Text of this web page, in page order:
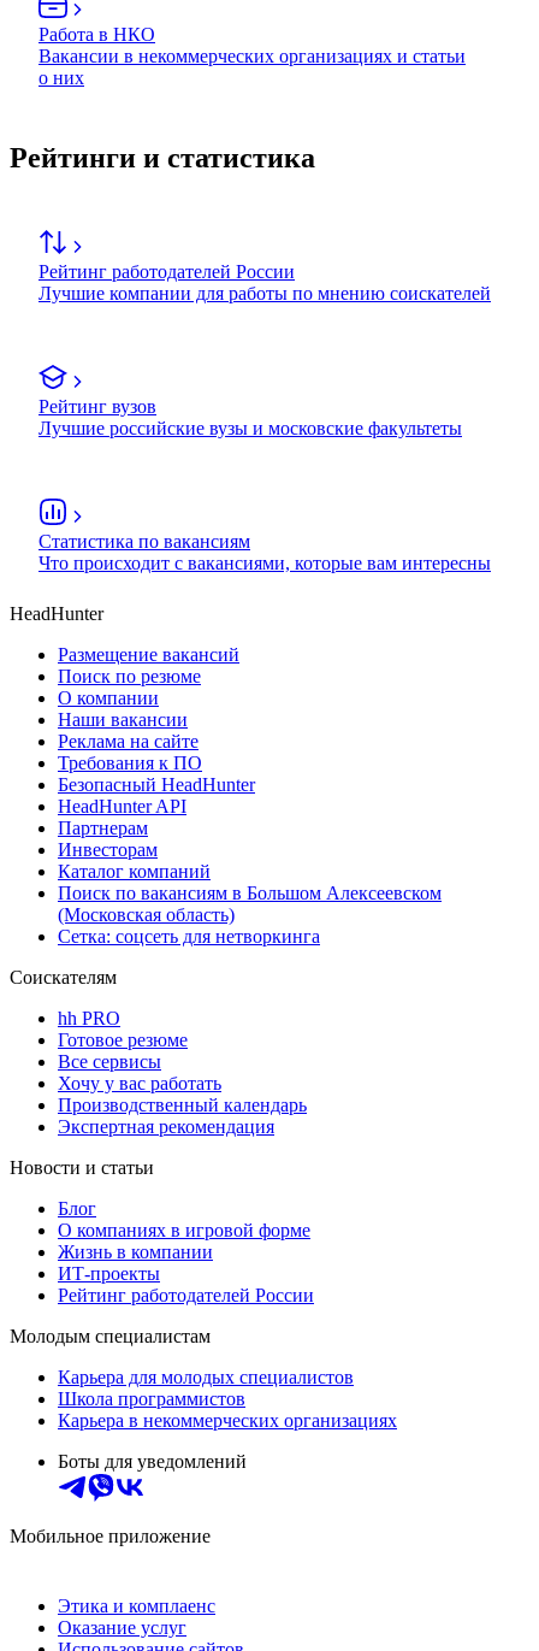
Работа в НКО
Вакансии в некоммерческих организациях и статьи
о них
Рейтинги и статистика
Рейтинг работодателей России
Лучшие компании для работы по мнению соискателей
Рейтинг вузов
Лучшие российские вузы и московские факультеты
Статистика по вакансиям
Что происходит с вакансиями, которые вам интересны
HeadHunter
Размещение вакансий
Поиск по резюме
О компании
Наши вакансии
Реклама на сайте
Требования к ПО
Безопасный HeadHunter
HeadHunter API
Партнерам
Инвесторам
Каталог компаний
Поиск по вакансиям в Большом Алексеевском
(Московская область)
Сетка: соцсеть для нетворкинга
Соискателям
hh PRO
Готовое резюме
Все сервисы
Хочу у вас работать
Производственный календарь
Экспертная рекомендация
Новости и статьи
Блог
О компаниях в игровой форме
Жизнь в компании
ИТ-проекты
Рейтинг работодателей России
Молодым специалистам
Карьера для молодых специалистов
Школа программистов
Карьера в некоммерческих организациях
Боты для уведомлений
Мобильное приложение
Этика и комплаенс
Оказание услуг